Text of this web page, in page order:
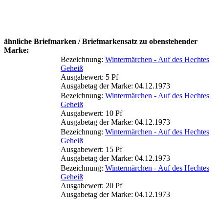
ähnliche Briefmarken / Briefmarkensatz zu obenstehender
Marke:
Bezeichnung: Wintermärchen - Auf des Hechtes
Geheiß
Ausgabewert: 5 Pf
Ausgabetag der Marke: 04.12.1973
Bezeichnung: Wintermärchen - Auf des Hechtes
Geheiß
Ausgabewert: 10 Pf
Ausgabetag der Marke: 04.12.1973
Bezeichnung: Wintermärchen - Auf des Hechtes
Geheiß
Ausgabewert: 15 Pf
Ausgabetag der Marke: 04.12.1973
Bezeichnung: Wintermärchen - Auf des Hechtes
Geheiß
Ausgabewert: 20 Pf
Ausgabetag der Marke: 04.12.1973